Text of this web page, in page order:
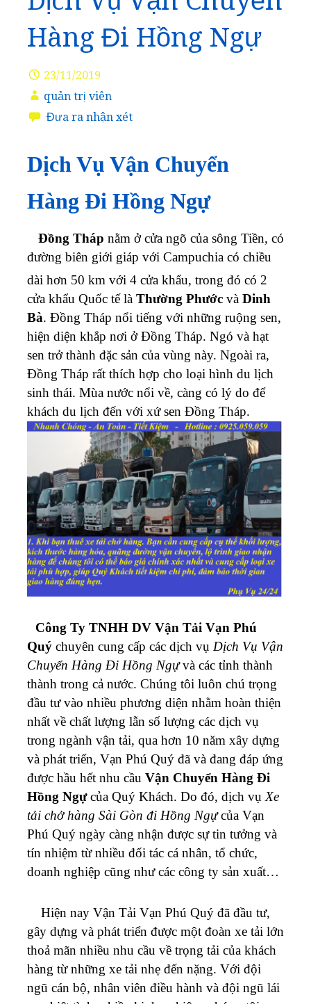
Hàng Đi Hồng Ngự
23/11/2019
quản trị viên
Đưa ra nhận xét
Dịch Vụ Vận Chuyển
Hàng Đi Hồng Ngự
Đồng Tháp nằm ở cửa ngõ của sông Tiền, có
đường biên giới giáp với Campuchia có chiều
dài hơn 50 km với 4 cửa khẩu, trong đó có 2
cửa khẩu Quốc tế là Thường Phước và Dinh
Bà. Đồng Tháp nổi tiếng với những ruộng sen,
hiện diện khắp nơi ở Đồng Tháp. Ngó và hạt
sen trở thành đặc sản của vùng này. Ngoài ra,
Đồng Tháp rất thích hợp cho loại hình du lịch
sinh thái. Mùa nước nổi về, càng có lý do để
khách du lịch đến với xứ sen Đồng Tháp.
Công Ty TNHH DV Vận Tải Vạn Phú
Quý chuyên cung cấp các dịch vụ Dịch Vụ Vận
Chuyển Hàng Đi Hồng Ngựvà các tỉnh thành
thành trong cả nước. Chúng tôi luôn chú trọng
đầu tư vào nhiều phương diện nhằm hoàn thiện
nhất về chất lượng lẫn số lượng các dịch vụ
trong ngành vận tải, qua hơn 10 năm xây dựng
và phát triển, Vạn Phú Quý đã và đang đáp ứng
được hầu hết nhu cầu Vận Chuyển Hàng Đi
Hồng Ngựcủa Quý Khách. Do đó, dịch vụ Xe
tải chở hàng Sài Gòn đi Hồng Ngựcủa Vạn
Phú Quý ngày càng nhận được sự tin tưởng và
tín nhiệm từ nhiều đối tác cá nhân, tổ chức,
doanh nghiệp cũng như các công ty sản xuất…
Hiện nay Vận Tải Vạn Phú Quý đã đầu tư,
gây dựng và phát triển được một đoàn xe tải lớn
thoả mãn nhiều nhu cầu về trọng tải của khách
hàng từ những xe tải nhẹ đến nặng. Với đội
ngũ cán bộ, nhân viên điều hành và đội ngũ lái